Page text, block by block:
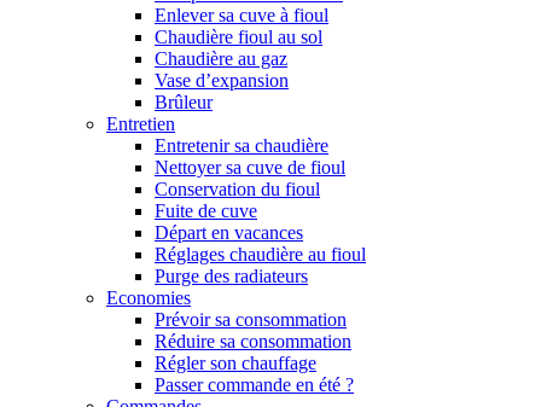
Enlever sa cuve à fioul
Chaudière fioul au sol
Chaudière au gaz
Vase d’expansion
Brûleur
Entretien
Entretenir sa chaudière
Nettoyer sa cuve de fioul
Conservation du fioul
Fuite de cuve
Départ en vacances
Réglages chaudière au fioul
Purge des radiateurs
Economies
Prévoir sa consommation
Réduire sa consommation
Régler son chauffage
Passer commande en été ?